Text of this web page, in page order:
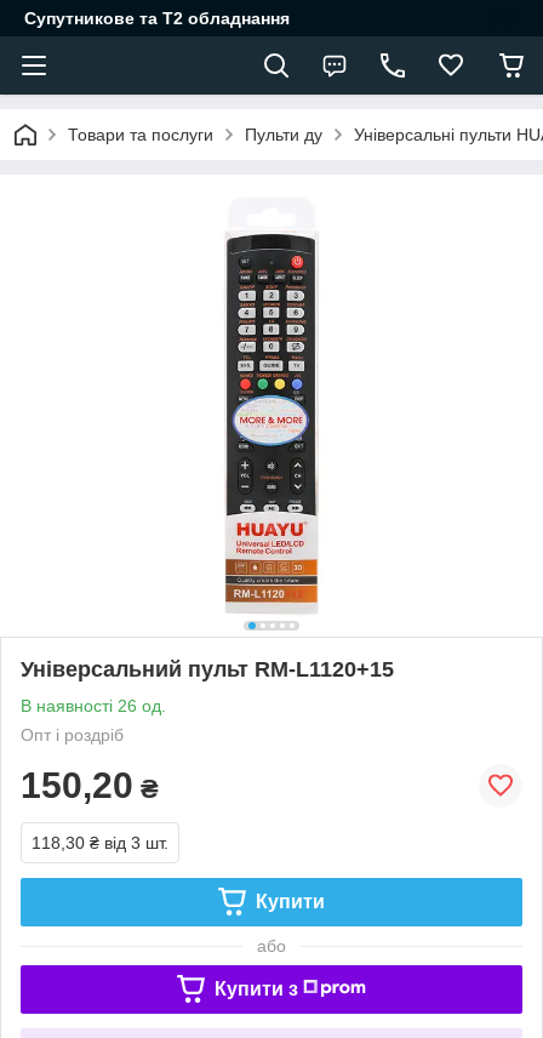
Супутникове та Т2 обладнання
Товари та послуги Пульти ду Універсальні пульти
Універсальний пульт RM-L1120+15
В наявності 26 од.
Опт і роздріб
150,20 ₴
118,30 ₴ від 3 шт.
Купити
або
Купити з